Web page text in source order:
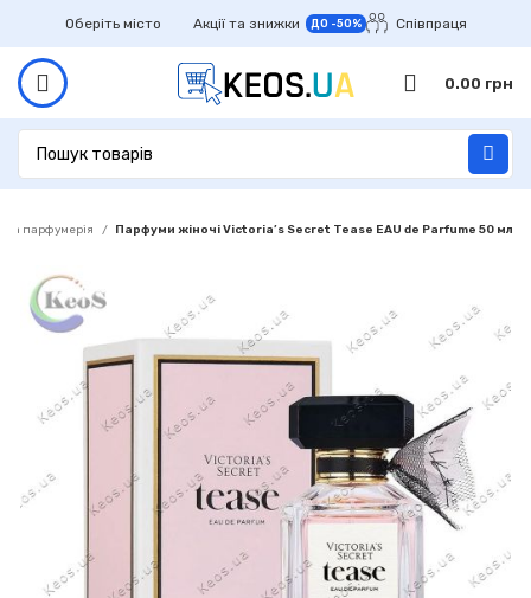
Оберіть місто Акції та знижки ДО -50% Співпраця
0.00 грн
парфумерія Парфуми жіночі Victoria’s Secret Tease EAU de Parfume 50 мл